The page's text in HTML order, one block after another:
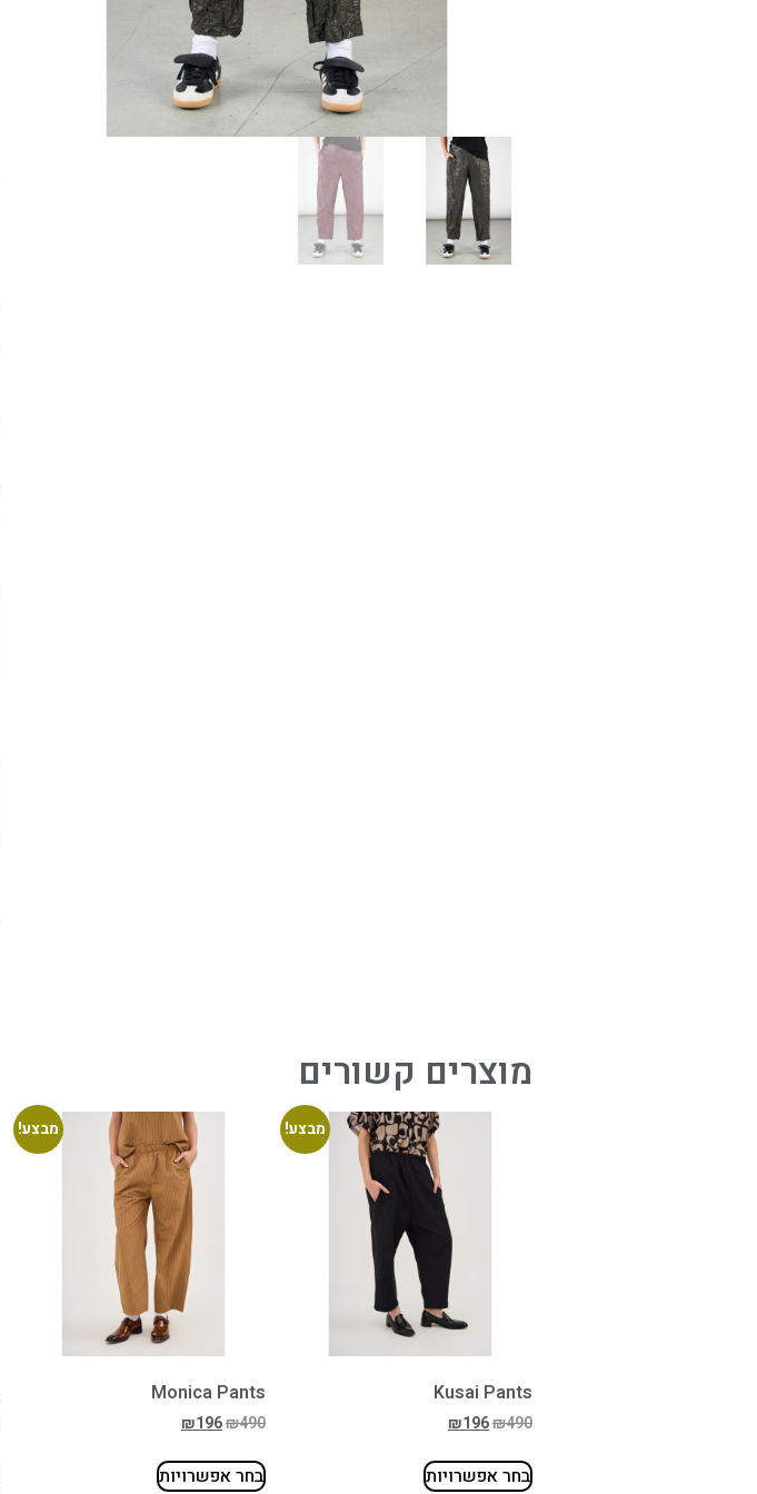
מוצרים קשורים
מבצע!
Kusai Pants
₪490
₪196
בחר אפשרויות
מבצע!
Monica Pants
₪490
₪196
בחר אפשרויות